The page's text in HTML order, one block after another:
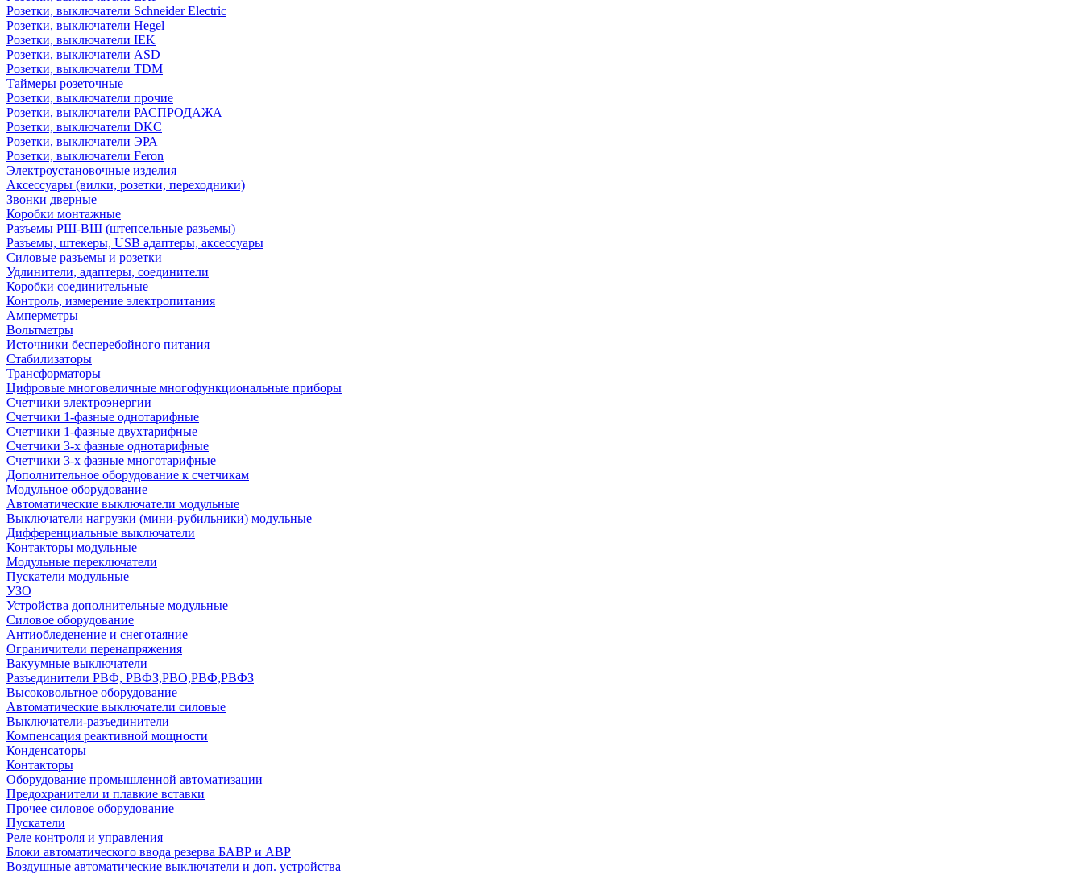
Розетки, выключатели Schneider Electric
Розетки, выключатели Hegel
Розетки, выключатели IEK
Розетки, выключатели ASD
Розетки, выключатели TDM
Таймеры розеточные
Розетки, выключатели прочие
Розетки, выключатели РАСПРОДАЖА
Розетки, выключатели DKC
Розетки, выключатели ЭРА
Розетки, выключатели Feron
Электроустановочные изделия
Аксессуары (вилки, розетки, переходники)
Звонки дверные
Коробки монтажные
Разъемы РШ-ВШ (штепсельные разьемы)
Разъемы, штекеры, USB адаптеры, аксессуары
Силовые разъемы и розетки
Удлинители, адаптеры, соединители
Коробки соединительные
Контроль, измерение электропитания
Амперметры
Вольтметры
Источники бесперебойного питания
Стабилизаторы
Трансформаторы
Цифровые многовеличные многофункциональные приборы
Счетчики электроэнергии
Счетчики 1-фазные однотарифные
Счетчики 1-фазные двухтарифные
Счетчики 3-х фазные однотарифные
Счетчики 3-х фазные многотарифные
Дополнительное оборудование к счетчикам
Модульное оборудование
Автоматические выключатели модульные
Выключатели нагрузки (мини-рубильники) модульные
Дифференциальные выключатели
Контакторы модульные
Модульные переключатели
Пускатели модульные
УЗО
Устройства дополнительные модульные
Силовое оборудование
Антиобледенение и снеготаяние
Ограничители перенапряжения
Вакуумные выключатели
Разъединители РВФ, РВФЗ,РВО,РВФ,РВФЗ
Высоковольтное оборудование
Автоматические выключатели cиловые
Выключатели-разъединители
Компенсация реактивной мощности
Конденсаторы
Контакторы
Оборудование промышленной автоматизации
Предохранители и плавкие вставки
Прочее силовое оборудование
Пускатели
Реле контроля и управления
Блоки автоматического ввода резерва БАВР и АВР
Воздушные автоматические выключатели и доп. устройства